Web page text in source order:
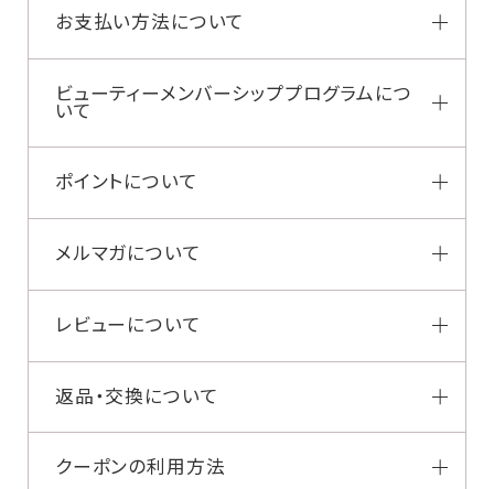
お支払い方法について
ビューティーメンバーシッププログラムにつ
いて
ポイントについて
メルマガについて
レビューについて
返品・交換について
クーポンの利用方法